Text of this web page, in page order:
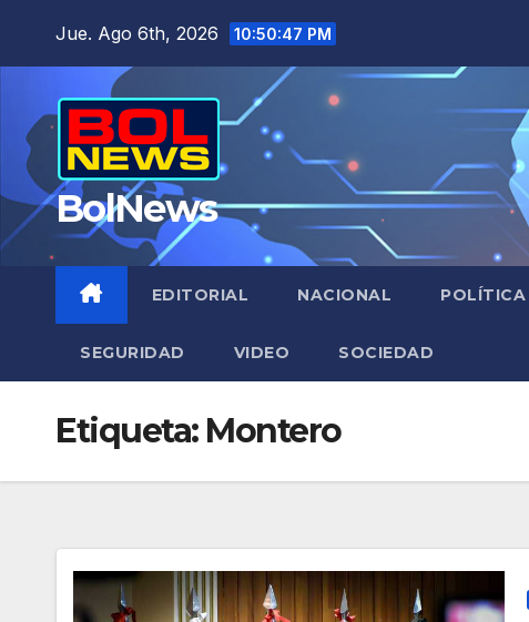
Jue. Ago 6th, 2026 10:50:48 PM
BolNews
EDITORIAL NACIONAL POLÍTICA
SEGURIDAD VIDEO SOCIEDAD
Etiqueta: Montero